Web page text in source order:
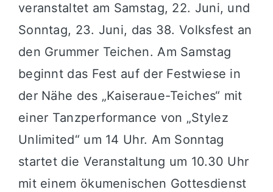
veranstaltet am Samstag, 22. Juni, und
Sonntag, 23. Juni, das 38. Volksfest an
den Grummer Teichen. Am Samstag
beginnt das Fest auf der Festwiese in
der Nähe des „Kaiseraue-Teiches“ mit
einer Tanzperformance von „Stylez
Unlimited“ um 14 Uhr. Am Sonntag
startet die Veranstaltung um 10.30 Uhr
mit einem ökumenischen Gottesdienst